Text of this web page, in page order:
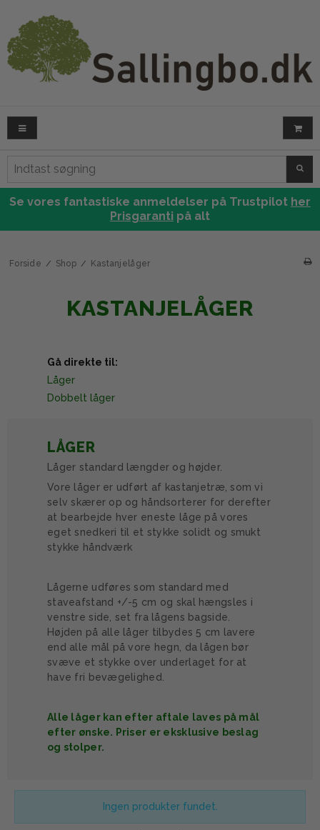
SØG
Se vores fantastiske anmeldelser på Trustpilot her
Prisgaranti på alt
Forside / Shop / Kastanjelåger
KASTANJELÅGER
Gå direkte til:
Låger
Dobbelt låger
LÅGER
Låger standard længder og højder.
Vore låger er udført af kastanjetræ, som vi
selv skærer op og håndsorterer for derefter
at bearbejde hver eneste låge på vores
eget snedkeri til et stykke solidt og smukt
stykke håndværk
Lågerne udføres som standard med
staveafstand +/-5 cm og skal hængsles i
venstre side, set fra lågens bagside.
Højden på alle låger tilbydes 5 cm lavere
end alle mål på vore hegn, da lågen bør
svæve et stykke over underlaget for at
have fri bevægelighed.
Alle låger kan efter aftale laves på mål
efter ønske. Priser er eksklusive beslag
og stolper.
Ingen produkter fundet.